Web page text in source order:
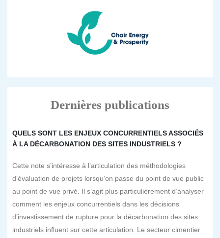
Dernières publications
QUELS SONT LES ENJEUX CONCURRENTIELS ASSOCIÉS
À LA DÉCARBONATION DES SITES INDUSTRIELS ?
Cette note s’intéresse à l’articulation des méthodologies
d’évaluation de projets lorsqu’on passe du point de vue public
au point de vue privé. Il s’agit plus particulièrement d’analyser
comment les enjeux concurrentiels dans les décisions
d’investissement de rupture pour la décarbonation des sites
industriels influent sur cette articulation. Le secteur cimentier